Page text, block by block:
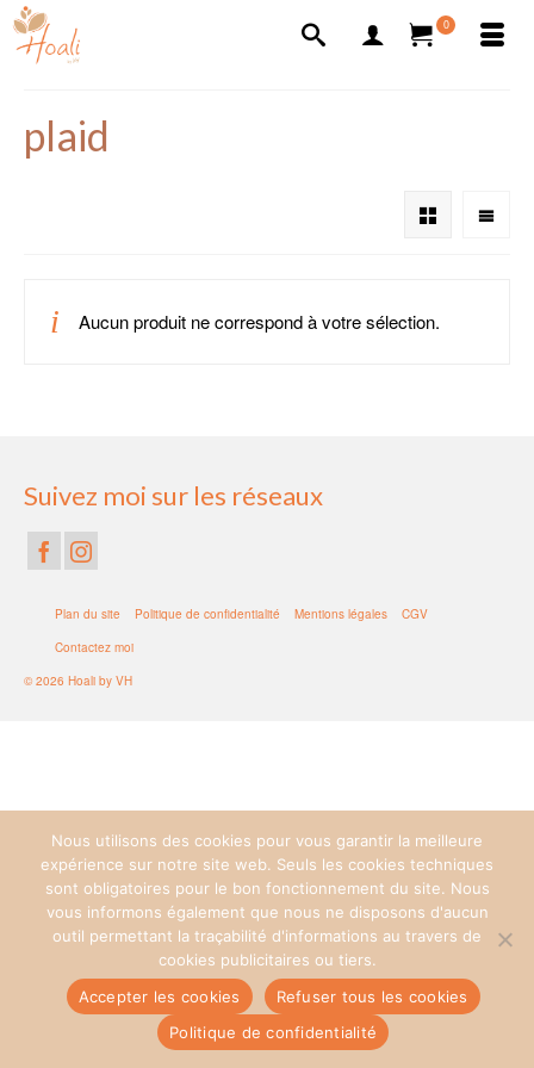
0
plaid
Aucun produit ne correspond à votre sélection.
Suivez moi sur les réseaux
Plan du site Politique de confidentialité Mentions légales
CGV
Contactez moi
© 2026 Hoali by VH
Nous utilisons des cookies pour vous garantir la meilleure
expérience sur notre site web. Seuls les cookies techniques
sont obligatoires pour le bon fonctionnement du site. Nous
vous informons également que nous ne disposons d'aucun
outil permettant la traçabilité d'informations au travers de
cookies publicitaires ou tiers.
Accepter les cookies
Refuser tous les cookies
Politique de confidentialité